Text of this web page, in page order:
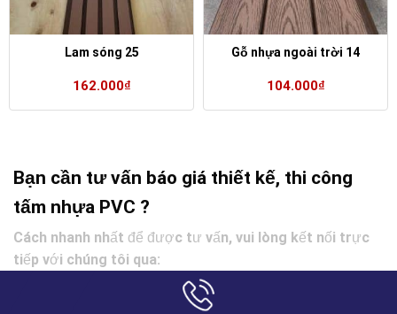
Lam sóng 25
162.000₫
Gỗ nhựa ngoài trời 14
104.000₫
Bạn cần tư vấn báo giá thiết kế, thi công
tấm nhựa PVC ?
Cách nhanh nhất để được tư vấn, vui lòng kết nối trực
tiếp với chúng tôi qua: